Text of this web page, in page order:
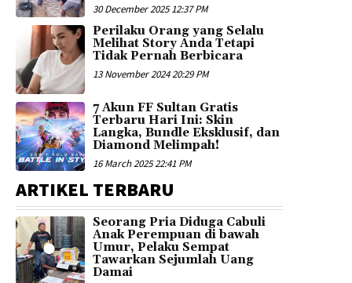
30 December 2025 12:37 PM
Perilaku Orang yang Selalu
Melihat Story Anda Tetapi
Tidak Pernah Berbicara
13 November 2024 20:29 PM
7 Akun FF Sultan Gratis
Terbaru Hari Ini: Skin
Langka, Bundle Eksklusif, dan
Diamond Melimpah!
16 March 2025 22:41 PM
ARTIKEL TERBARU
Seorang Pria Diduga Cabuli
Anak Perempuan di bawah
Umur, Pelaku Sempat
Tawarkan Sejumlah Uang
Damai